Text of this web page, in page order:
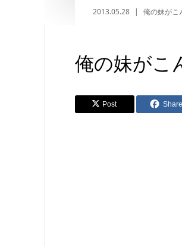
2013.05.28 俺の妹がこ
俺の妹がこ
Post Share